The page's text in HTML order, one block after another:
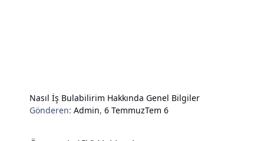
Nasıl İş Bulabilirim Hakkında Genel Bilgiler
Gönderen:Admin,6 TemmuzTem 6